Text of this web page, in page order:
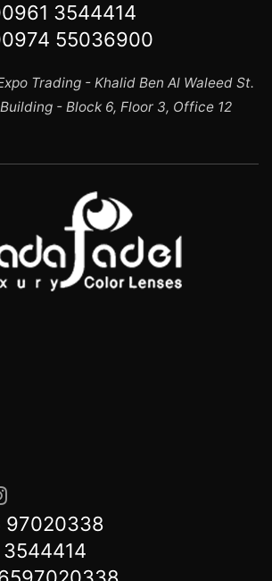
3544414
55036900
Trading - Khalid Ben Al Waleed St.
- Block 6, Floor 3, Office 12
97020338